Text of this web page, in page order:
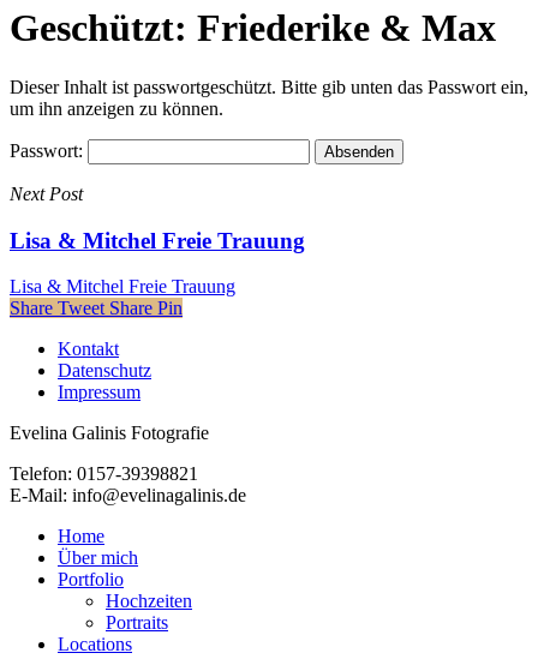
Search
Geschützt: Friederike & Max
Dieser Inhalt ist passwortgeschützt. Bitte gib unten das Passwort ein,
um ihn anzeigen zu können.
Passwort:
Next Post
Lisa & Mitchel Freie Trauung
Lisa & Mitchel Freie Trauung
Share Tweet Share Pin
Kontakt
Datenschutz
Impressum
Evelina Galinis Fotografie
Telefon: 0157-39398821
E-Mail: info@evelinagalinis.de
Close
Menu
Home
Über mich
Portfolio
Hochzeiten
Portraits
Locations